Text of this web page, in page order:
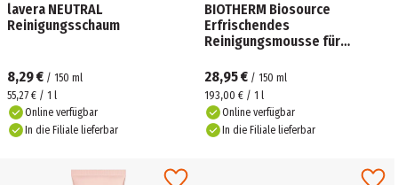
lavera NEUTRAL
Reinigungsschaum
8,29 € / 150 ml
55,27 € / 1 l
Online verfügbar
In die Filiale lieferbar
BIOTHERM Biosource
Erfrischendes
Reinigungsmousse für
28,95 € / 150 ml
193,00 € / 1 l
Online verfügbar
In die Filiale lieferbar